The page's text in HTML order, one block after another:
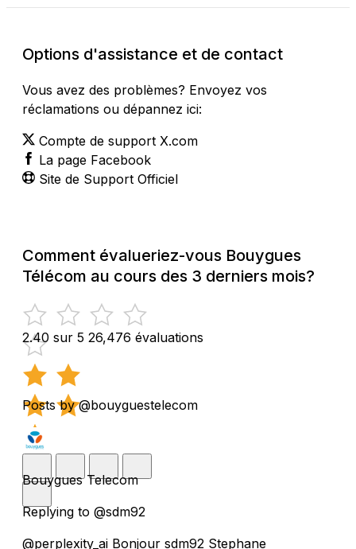
Options d'assistance et de contact
Vous avez des problèmes? Envoyez vos
réclamations ou dépannez ici:
Compte de support X.com
La page Facebook
Site de Support Officiel
Comment évalueriez-vous Bouygues
Télécom au cours des 3 derniers mois?
2.40 sur 5 26,476 évaluations
Posts by @bouyguestelecom
Bouygues Telecom
Replying to @sdm92
@perplexity_ai Bonjour sdm92 Stephane